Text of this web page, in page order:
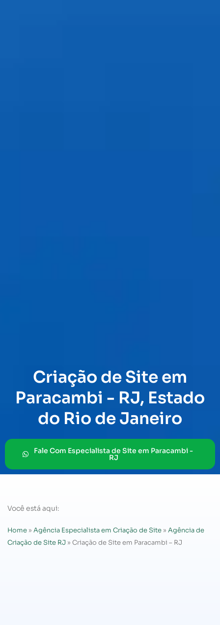
Criação de Site em
Paracambi - RJ, Estado
do Rio de Janeiro
Fale Com Especialista de Site em Paracambi -
RJ
Você está aqui:
Home » Agência Especialista em Criação de Site » Agência de
Criação de Site RJ » Criação de Site em Paracambi – RJ